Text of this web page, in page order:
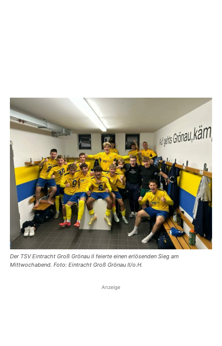
Der TSV Eintracht Groß Grönau II feierte einen erlösenden Sieg am
Mittwochabend. Foto: Eintracht Groß Grönau II/o.H.
Anzeige